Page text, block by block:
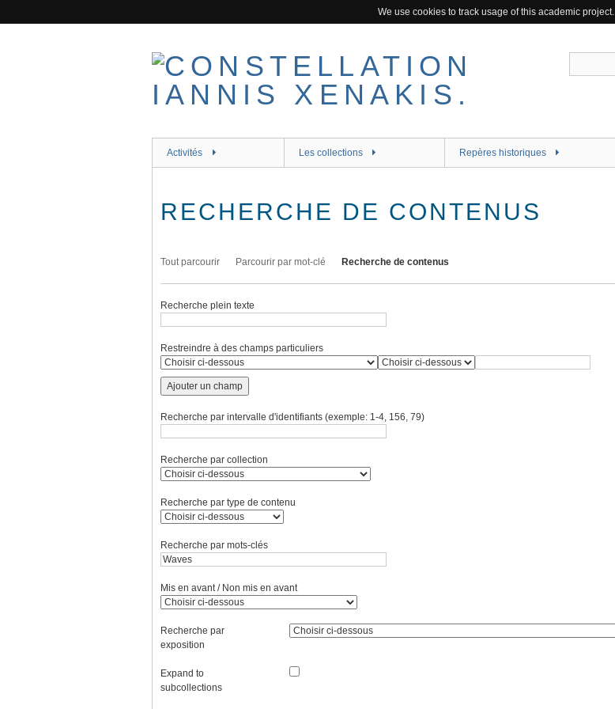
We use cookies to track usage of this academic project.
Activités Les collections Repères historiques
RECHERCHE DE CONTENUS
Tout parcourir Parcourir par mot-clé Recherche de contenus
Recherche plein texte
Restreindre à des champs particuliers
Ajouter un champ
Recherche par intervalle d'identifiants (exemple: 1-4, 156, 79)
Recherche par collection
Recherche par type de contenu
Recherche par mots-clés
Mis en avant / Non mis en avant
Recherche par
exposition
Expand to
subcollections